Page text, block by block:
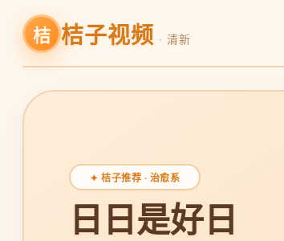
桔 桔子视频 · 清新
✦ 桔子推荐 · 治愈系
日日是好日